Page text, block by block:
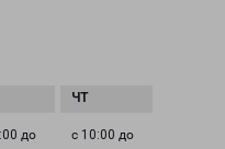
до
с 10:00 до